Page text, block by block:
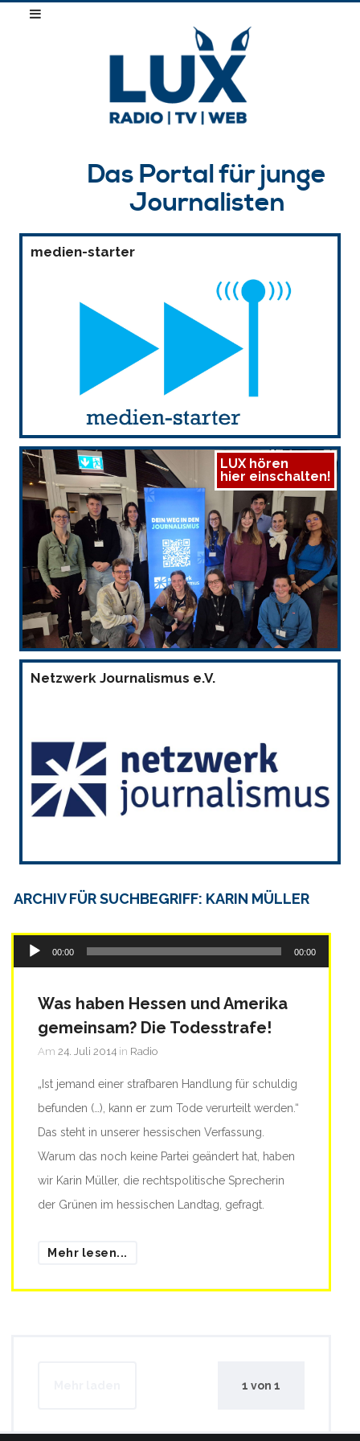
Das Portal für junge
Journalisten
medien-starter
LUX hören
hier einschalten!
Netzwerk Journalismus e.V.
ARCHIV FÜR SUCHBEGRIFF: KARIN MÜLLER
Audio-
Player
00:00 00:00
Was haben Hessen und Amerika
gemeinsam? Die Todesstrafe!
Am 24. Juli 2014 in Radio
„Ist jemand einer strafbaren Handlung für schuldig
befunden (…), kann er zum Tode verurteilt werden.“
Das steht in unserer hessischen Verfassung.
Warum das noch keine Partei geändert hat, haben
wir Karin Müller, die rechtspolitische Sprecherin
der Grünen im hessischen Landtag, gefragt.
Mehr lesen...
1 von 1